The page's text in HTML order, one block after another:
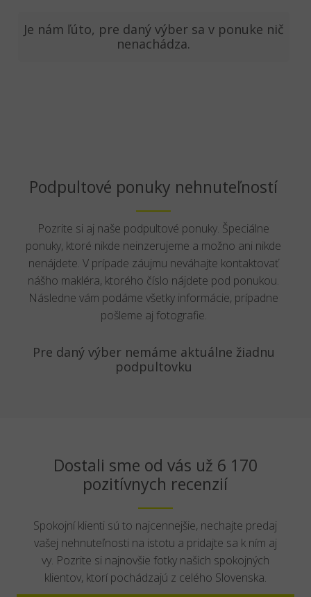
Je nám ľúto, pre daný výber sa v ponuke nič
nenachádza.
Podpultové ponuky nehnuteľností
Pozrite si aj naše podpultové ponuky. Špeciálne
ponuky, ktoré nikde neinzerujeme a možno ani nikde
nenájdete. V prípade záujmu neváhajte kontaktovať
nášho makléra, ktorého číslo nájdete pod ponukou.
Následne vám podáme všetky informácie, prípadne
pošleme aj fotografie.
Pre daný výber nemáme aktuálne žiadnu
podpultovku
Dostali sme od vás už 6 170
pozitívnych recenzií
Spokojní klienti sú to najcennejšie, nechajte predaj
vašej nehnuteľnosti na istotu a pridajte sa k ním aj
vy. Pozrite si najnovšie fotky našich spokojných
klientov, ktorí pochádzajú z celého Slovenska.